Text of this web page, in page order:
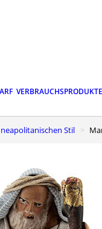
VERBRAUCHSPRODUKTE
neapolitanischen Stil